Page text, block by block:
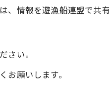
、情報を遊漁船連盟で共
さい。
お願いします。